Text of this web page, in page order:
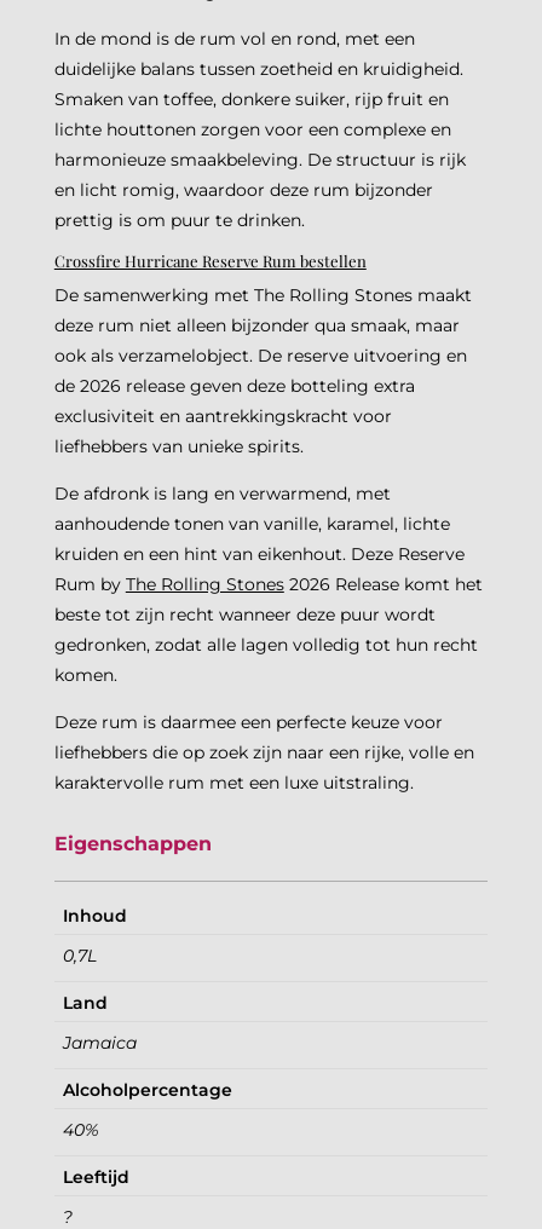
In de mond is de rum vol en rond, met een
duidelijke balans tussen zoetheid en kruidigheid.
Smaken van toffee, donkere suiker, rijp fruit en
lichte houttonen zorgen voor een complexe en
harmonieuze smaakbeleving. De structuur is rijk
en licht romig, waardoor deze rum bijzonder
prettig is om puur te drinken.
Crossfire Hurricane Reserve Rum bestellen
De samenwerking met The Rolling Stones maakt
deze rum niet alleen bijzonder qua smaak, maar
ook als verzamelobject. De reserve uitvoering en
de 2026 release geven deze botteling extra
exclusiviteit en aantrekkingskracht voor
liefhebbers van unieke spirits.
De afdronk is lang en verwarmend, met
aanhoudende tonen van vanille, karamel, lichte
kruiden en een hint van eikenhout. Deze Reserve
Rum by The Rolling Stones2026 Release komt het
beste tot zijn recht wanneer deze puur wordt
gedronken, zodat alle lagen volledig tot hun recht
komen.
Deze rum is daarmee een perfecte keuze voor
liefhebbers die op zoek zijn naar een rijke, volle en
karaktervolle rum met een luxe uitstraling.
Eigenschappen
Inhoud
0,7L
Land
Jamaica
Alcoholpercentage
40%
Leeftijd
?